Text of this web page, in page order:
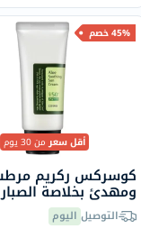
45% خصم
أقل سعرمن 30 يوم
كوسركس ركريم
ومهدئ بخلاصة
حماية من الشمس 50+
PA+++ 50 مل
التوصيل اليوم